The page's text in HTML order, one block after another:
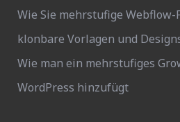
Wie Sie mehrstufige
klonbare Vorlagen und
Wie man ein mehrstufiges
WordPress hinzufügt